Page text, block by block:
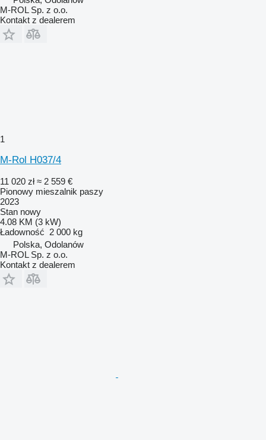
M-ROL Sp. z o.o.
Kontakt z dealerem
1
M-Rol H037/4
11 020 zł ≈ 2 559 €
Pionowy mieszalnik paszy
2023
Stan nowy
4.08 KM (3 kW)
Ładowność 2 000 kg
Polska, Odolanów
M-ROL Sp. z o.o.
Kontakt z dealerem